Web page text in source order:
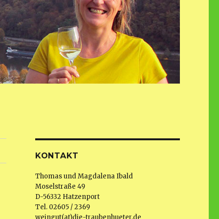
KONTAKT
Thomas und Magdalena Ibald
Moselstraße 49
D-56332 Hatzenport
Tel. 02605 / 2369